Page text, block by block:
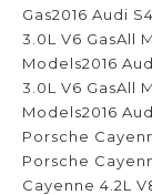
Gas2016 Audi
3.0L V6 GasAll
Models2016
3.0L V6 GasAll
Models2016
Porsche
Porsche
Cayenne 4.2L